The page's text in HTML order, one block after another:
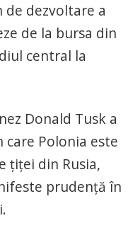
dezvoltare a
de la bursa din
central la
Donald Tusk a
Polonia este
ţiţei din Rusia,
prudenţă în